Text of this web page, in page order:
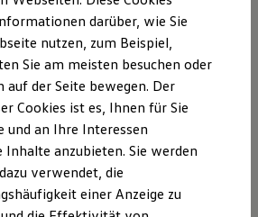
Data
Pathfinder
Software Updates
Besitzer
und Sicherheitssysteme
und Ölverdünnung
Betriebsflüssigkeiten
und Lifestyle Produkte
teilzunehmen.
sind wir gemäß § 7 Abs.1 TMG
diesen Seiten nach den
verantwortlich. Nach §§ 8 bis
Diensteanbieter jedoch nicht
oder gespeicherte fremde
oder nach Umständen
eine rechtswidrige Tätigkeit
darüber, wie Sie
nutzen, zum Beispiel,
Sie am meisten besuchen oder
auf der Seite bewegen. Der
Cookies ist es, Ihnen für Sie
und an Ihre Interessen
Inhalte anzubieten. Sie werden
verwendet, die
einer Anzeige zu